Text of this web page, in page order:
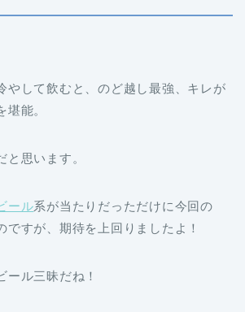
やして飲むと、のど越し最強、キレが
堪能。
と思います。
ール系が当たりだっただけに今回の
ですが、期待を上回りましたよ！
ール三昧だね！